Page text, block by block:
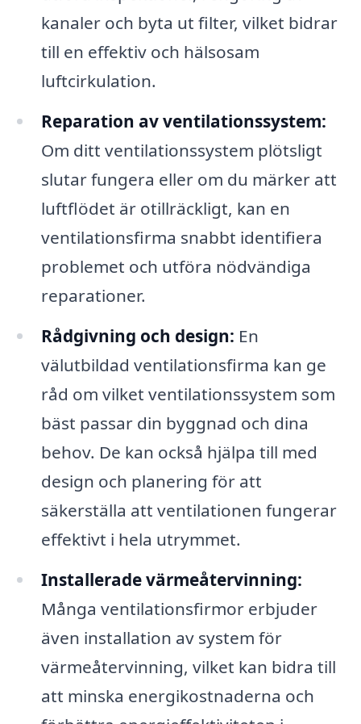
kanaler och byta ut filter, vilket bidrar
till en effektiv och hälsosam
luftcirkulation.
Reparation av ventilationssystem:
Om ditt ventilationssystem plötsligt
slutar fungera eller om du märker att
luftflödet är otillräckligt, kan en
ventilationsfirma snabbt identifiera
problemet och utföra nödvändiga
reparationer.
Rådgivning och design: En
välutbildad ventilationsfirma kan ge
råd om vilket ventilationssystem som
bäst passar din byggnad och dina
behov. De kan också hjälpa till med
design och planering för att
säkerställa att ventilationen fungerar
effektivt i hela utrymmet.
Installerade värmeåtervinning:
Många ventilationsfirmor erbjuder
även installation av system för
värmeåtervinning, vilket kan bidra till
att minska energikostnaderna och